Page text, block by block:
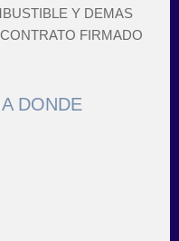
Y DEMAS
FIRMADO
DONDE